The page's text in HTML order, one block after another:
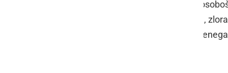
Na področju kriminalitete so
povzročitev lahke telesne poškodbe,
pomoč in nevarnost ter tatvino